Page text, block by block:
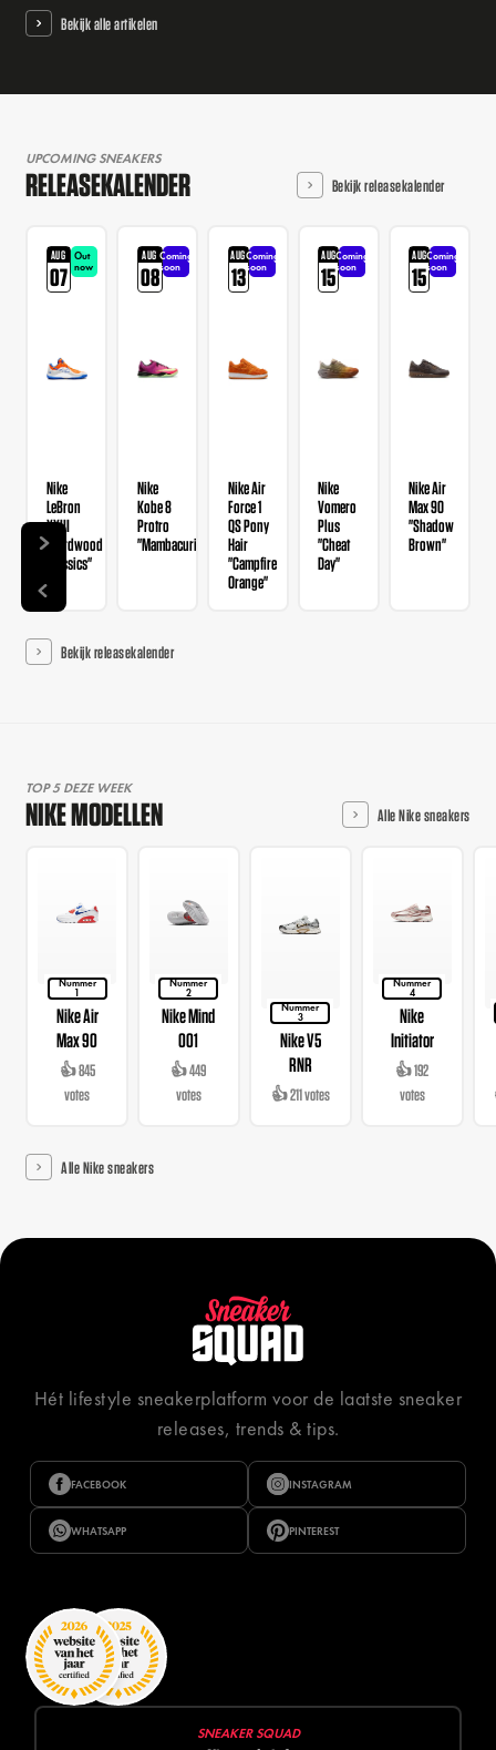
Bekijk alle artikelen
UPCOMING SNEAKERS
RELEASEKALENDER Bekijk releasekalender
AUG
07
Out
now
Nike
LeBron
XXIII
"Hardwood
Classics"
AUG
08
Coming
soon
Nike
Kobe 8
Protro
"Mambacurial"
AUG
13
Coming
soon
Nike Air
Force 1
QS Pony
Hair
"Campfire
Orange"
AUG
15
Coming
soon
Nike
Vomero
Plus
"Cheat
Day"
AUG
15
Coming
soon
Nike Air
Max 90
"Shadow
Brown"
Bekijk releasekalender
TOP 5 DEZE WEEK
NIKE MODELLEN Alle Nike sneakers
Nummer
1
Nike Air
Max 90
👍 845
votes
Nummer
2
Nike Mind
001
👍 449
votes
Nummer
3
Nike V5
RNR
👍 211 votes
Nummer
4
Nike
Initiator
👍 192
votes
Alle Nike sneakers
Hét lifestyle sneakerplatform voor de laatste sneaker
releases, trends & tips.
FACEBOOK INSTAGRAM
WHATSAPP PINTEREST
SNEAKER SQUAD